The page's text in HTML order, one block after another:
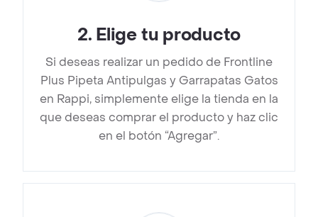
2. Elige tu producto
Si deseas realizar un pedido de Frontline
Plus Pipeta Antipulgas y Garrapatas Gatos
en Rappi, simplemente elige la tienda en la
que deseas comprar el producto y haz clic
en el botón “Agregar”.